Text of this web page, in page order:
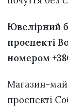
Ювелірний
проспекті
номером
Магазин-
проспекті